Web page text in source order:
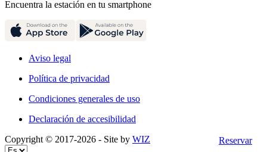
Reservar
Encuentra la estación en tu smartphone
Aviso legal
Política de privacidad
Condiciones generales de uso
Declaración de accesibilidad
Copyright © 2017-2026 - Site by WIZ